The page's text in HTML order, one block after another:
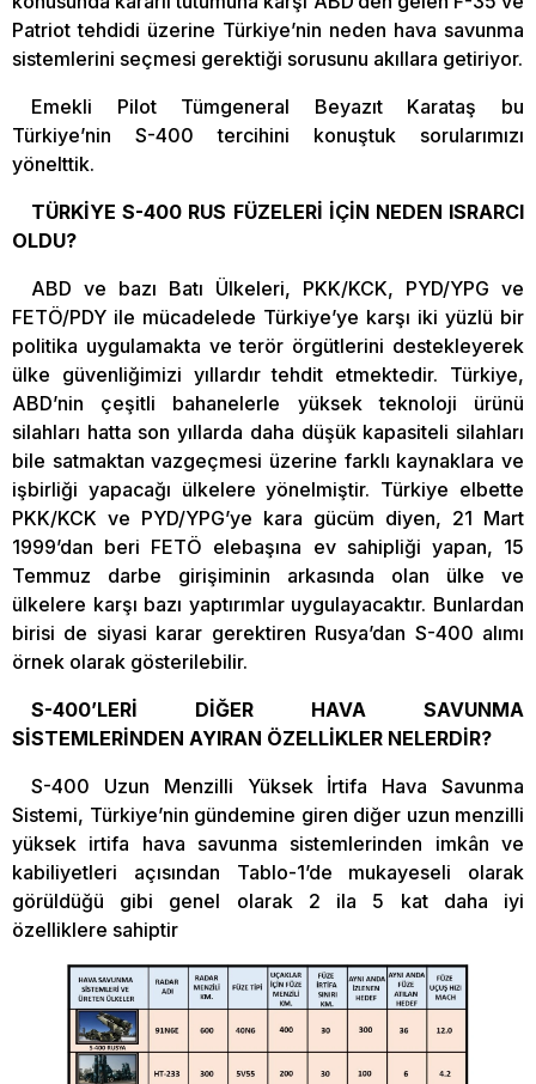
Patriot tehdidi üzerine Türkiye’nin neden hava savunma
sistemlerini seçmesi gerektiği sorusunu akıllara getiriyor.
Emekli Pilot Tümgeneral Beyazıt Karataş bu
Türkiye’nin S-400 tercihini konuştuk sorularımızı
yönelttik.
TÜRKİYE S-400 RUS FÜZELERİ İÇİN NEDEN ISRARCI
OLDU?
ABD ve bazı Batı Ülkeleri, PKK/KCK, PYD/YPG ve
FETÖ/PDY ile mücadelede Türkiye’ye karşı iki yüzlü bir
politika uygulamakta ve terör örgütlerini destekleyerek
ülke güvenliğimizi yıllardır tehdit etmektedir. Türkiye,
ABD’nin çeşitli bahanelerle yüksek teknoloji ürünü
silahları hatta son yıllarda daha düşük kapasiteli silahları
bile satmaktan vazgeçmesi üzerine farklı kaynaklara ve
işbirliği yapacağı ülkelere yönelmiştir. Türkiye elbette
PKK/KCK ve PYD/YPG’ye kara gücüm diyen, 21 Mart
1999’dan beri FETÖ elebaşına ev sahipliği yapan, 15
Temmuz darbe girişiminin arkasında olan ülke ve
ülkelere karşı bazı yaptırımlar uygulayacaktır. Bunlardan
birisi de siyasi karar gerektiren Rusya’dan S-400 alımı
örnek olarak gösterilebilir.
S-400’LERİ DİĞER HAVA SAVUNMA
SİSTEMLERİNDEN AYIRAN ÖZELLİKLER NELERDİR?
S-400 Uzun Menzilli Yüksek İrtifa Hava Savunma
Sistemi, Türkiye’nin gündemine giren diğer uzun menzilli
yüksek irtifa hava savunma sistemlerinden imkân ve
kabiliyetleri açısından Tablo-1’de mukayeseli olarak
görüldüğü gibi genel olarak 2 ila 5 kat daha iyi
özelliklere sahiptir